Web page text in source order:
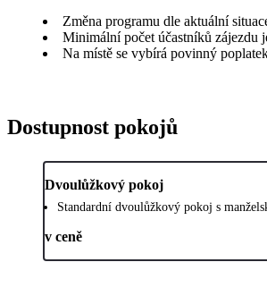
Změna programu dle aktuální
Minimální počet účastníků zájezdu
Na místě se vybírá povinný
Dostupnost pokojů
Dvoulůžkový pokoj
Standardní dvoulůžkový pokoj s
v ceně